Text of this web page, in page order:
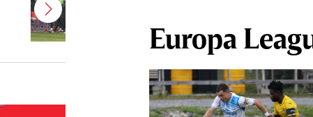
Europa